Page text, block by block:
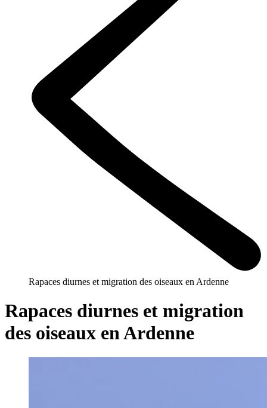
Rapaces diurnes et migration des oiseaux en Ardenne
Rapaces diurnes et migration
des oiseaux en Ardenne